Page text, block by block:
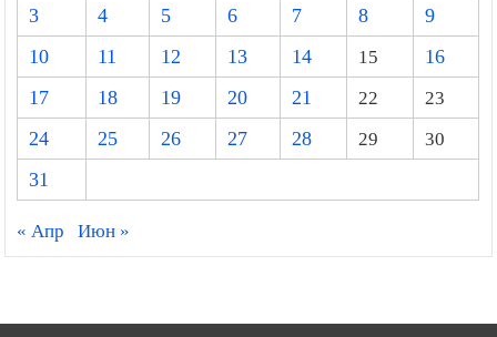
3
4 5 6 7 8
9
10
11 12 13 14 15
16
17
18 19 20 21 22
23
24
25 26 27 28 29
30
31
« Апр Июн »